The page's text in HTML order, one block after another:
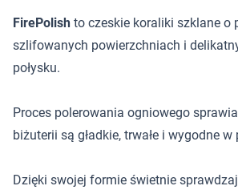
FirePolish to czeskie koraliki szklane o
szlifowanych powierzchniach i
połysku.
Proces polerowania ogniowego
biżuterii są gładkie, trwałe i wygodne w
Dzięki swojej formie świetnie